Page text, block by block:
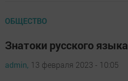
ОБЩЕСТВО
Знатоки русского языка
admin, 13 февраля 2023 - 10:05